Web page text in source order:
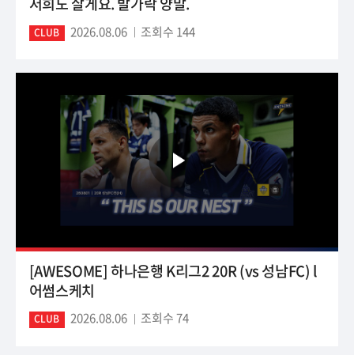
CLUB 2026.08.06 조회수 144
[AWESOME] 하나은행 K리그2 20R (vs 성남FC) l
어썸스케치
CLUB 2026.08.06 조회수 74